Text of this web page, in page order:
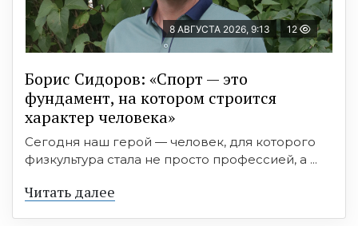
8 АВГУСТА 2026, 9:13 12
Борис Сидоров: «Спорт — это
фундамент, на котором строится
характер человека»
Сегодня наш герой — человек, для которого
физкультура стала не просто профессией, а ...
Читать далее